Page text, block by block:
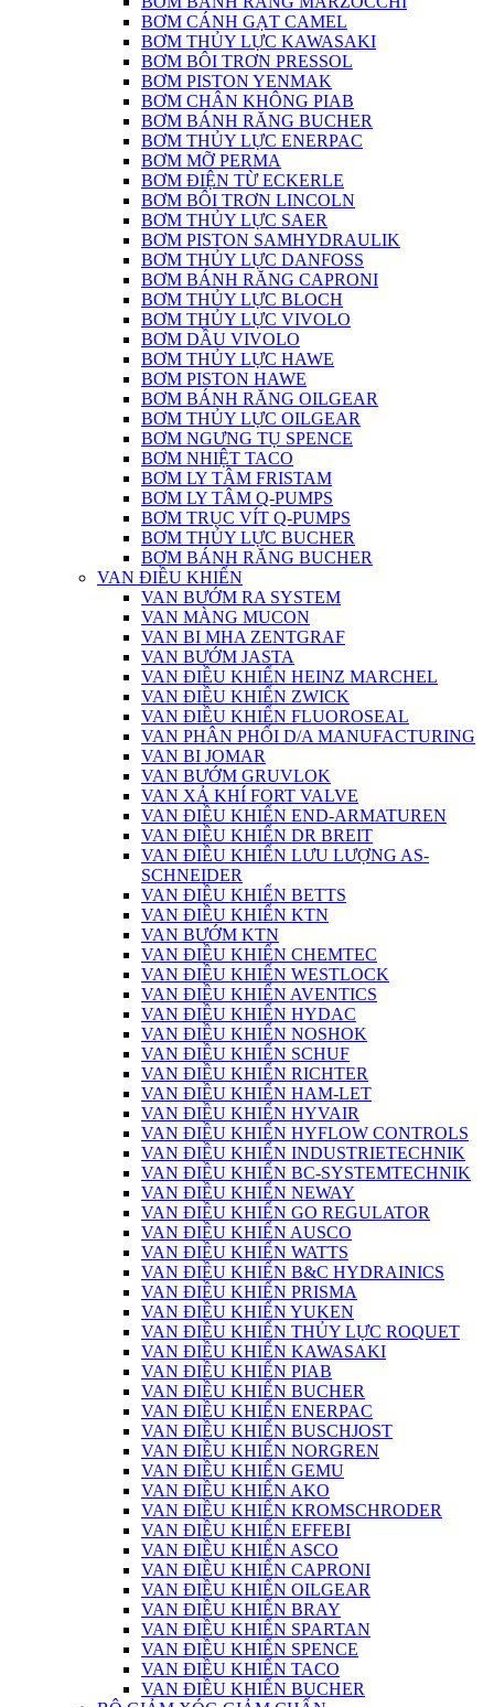
BƠM CÁNH GẠT CAMEL
BƠM THỦY LỰC KAWASAKI
BƠM BÔI TRƠN PRESSOL
BƠM PISTON YENMAK
BƠM CHÂN KHÔNG PIAB
BƠM BÁNH RĂNG BUCHER
BƠM THỦY LỰC ENERPAC
BƠM MỠ PERMA
BƠM ĐIỆN TỪ ECKERLE
BƠM BÔI TRƠN LINCOLN
BƠM THỦY LỰC SAER
BƠM PISTON SAMHYDRAULIK
BƠM THỦY LỰC DANFOSS
BƠM BÁNH RĂNG CAPRONI
BƠM THỦY LỰC BLOCH
BƠM THỦY LỰC VIVOLO
BƠM DẦU VIVOLO
BƠM THỦY LỰC HAWE
BƠM PISTON HAWE
BƠM BÁNH RĂNG OILGEAR
BƠM THỦY LỰC OILGEAR
BƠM NGƯNG TỤ SPENCE
BƠM NHIỆT TACO
BƠM LY TÂM FRISTAM
BƠM LY TÂM Q-PUMPS
BƠM TRỤC VÍT Q-PUMPS
BƠM THỦY LỰC BUCHER
BƠM BÁNH RĂNG BUCHER
VAN ĐIỀU KHIỂN
VAN BƯỚM RA SYSTEM
VAN MÀNG MUCON
VAN BI MHA ZENTGRAF
VAN BƯỚM JASTA
VAN ĐIỀU KHIỂN HEINZ MARCHEL
VAN ĐIỀU KHIỂN ZWICK
VAN ĐIỀU KHIỂN FLUOROSEAL
VAN PHÂN PHỐI D/A MANUFACTURING
VAN BI JOMAR
VAN BƯỚM GRUVLOK
VAN XẢ KHÍ FORT VALVE
VAN ĐIỀU KHIỂN END-ARMATUREN
VAN ĐIỀU KHIỂN DR BREIT
VAN ĐIỀU KHIỂN LƯU LƯỢNG AS-
SCHNEIDER
VAN ĐIỀU KHIỂN BETTS
VAN ĐIỀU KHIỂN KTN
VAN BƯỚM KTN
VAN ĐIỀU KHIỂN CHEMTEC
VAN ĐIỀU KHIỂN WESTLOCK
VAN ĐIỀU KHIỂN AVENTICS
VAN ĐIỀU KHIỂN HYDAC
VAN ĐIỀU KHIỂN NOSHOK
VAN ĐIỀU KHIỂN SCHUF
VAN ĐIỀU KHIỂN RICHTER
VAN ĐIỀU KHIỂN HAM-LET
VAN ĐIỀU KHIỂN HYVAIR
VAN ĐIỀU KHIỂN HYFLOW CONTROLS
VAN ĐIỀU KHIỂN INDUSTRIETECHNIK
VAN ĐIỀU KHIỂN BC-SYSTEMTECHNIK
VAN ĐIỀU KHIỂN NEWAY
VAN ĐIỀU KHIỂN GO REGULATOR
VAN ĐIỀU KHIỂN AUSCO
VAN ĐIỀU KHIỂN WATTS
VAN ĐIỀU KHIỂN B&C HYDRAINICS
VAN ĐIỀU KHIỂN PRISMA
VAN ĐIỀU KHIỂN YUKEN
VAN ĐIỀU KHIỂN THỦY LỰC ROQUET
VAN ĐIỀU KHIỂN KAWASAKI
VAN ĐIỀU KHIỂN PIAB
VAN ĐIỀU KHIỂN BUCHER
VAN ĐIỀU KHIỂN ENERPAC
VAN ĐIỀU KHIỂN BUSCHJOST
VAN ĐIỀU KHIỂN NORGREN
VAN ĐIỀU KHIỂN GEMU
VAN ĐIỀU KHIỂN AKO
VAN ĐIỀU KHIỂN KROMSCHRODER
VAN ĐIỀU KHIỂN EFFEBI
VAN ĐIỀU KHIỂN ASCO
VAN ĐIỀU KHIỂN CAPRONI
VAN ĐIỀU KHIỂN OILGEAR
VAN ĐIỀU KHIỂN BRAY
VAN ĐIỀU KHIỂN SPARTAN
VAN ĐIỀU KHIỂN SPENCE
VAN ĐIỀU KHIỂN TACO
VAN ĐIỀU KHIỂN BUCHER